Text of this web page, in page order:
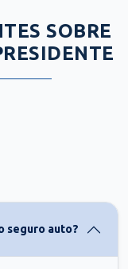
SOBRE
seguro auto?